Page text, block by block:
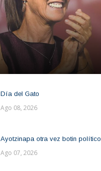
Día del Gato
Ago 08, 2026
Ayotzinapa otra vez botin político
Ago 07, 2026